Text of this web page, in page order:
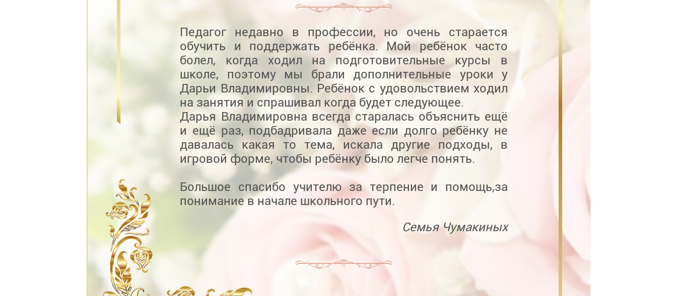
Педагог недавно в профессии, но очень старается
обучить и поддержать ребёнка. Мой ребёнок часто
болел, когда ходил на подготовительные курсы в
школе, поэтому мы брали дополнительные уроки у
Дарьи Владимировны. Ребёнок с удовольствием ходил
на занятия и спрашивал когда будет следующее.
Дарья Владимировна всегда старалась объяснить ещё
и ещё раз, подбадривала даже если долго ребёнку не
давалась какая то тема, искала другие подходы, в
игровой форме, чтобы ребёнку было легче понять.
Большое спасибо учителю за терпение и помощь,за
понимание в начале школьного пути.
Семья Чумакиных